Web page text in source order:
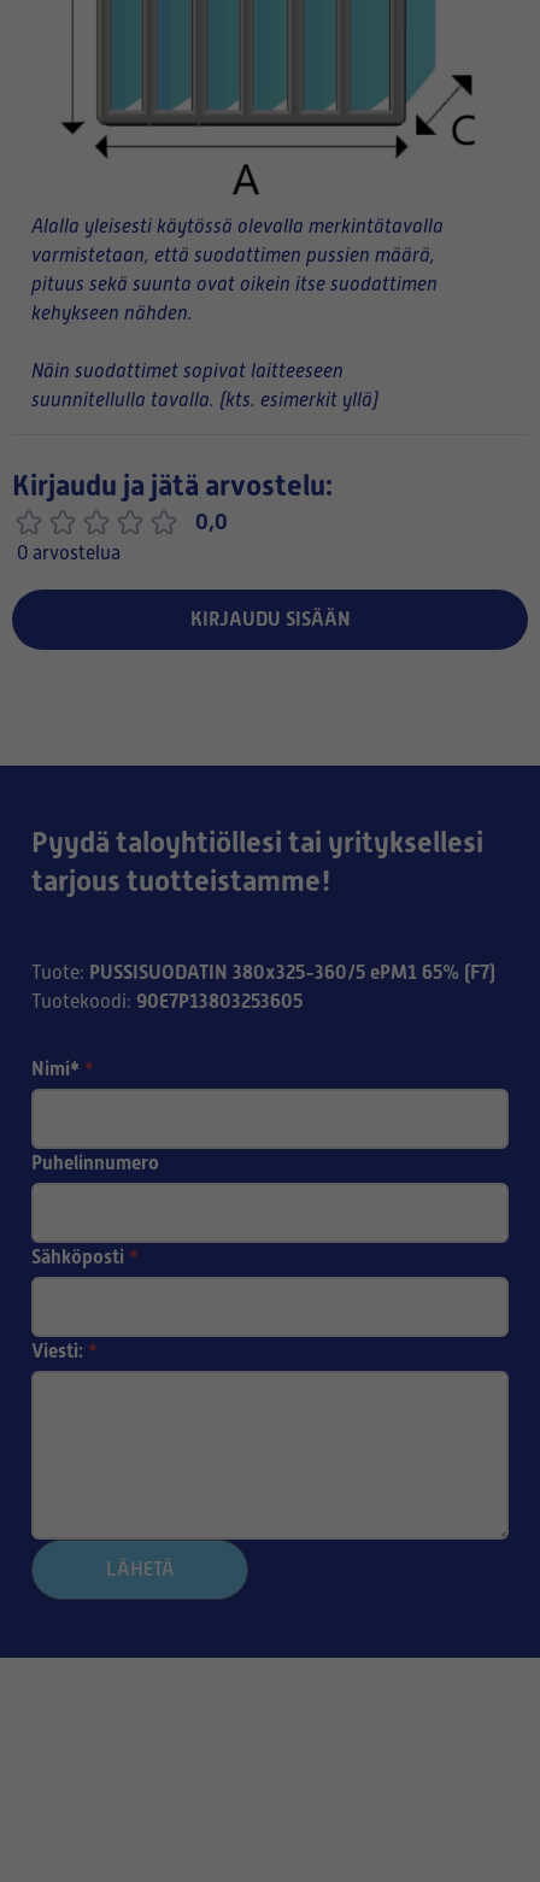
Alalla yleisesti käytössä olevalla merkintätavalla
varmistetaan, että suodattimen pussien määrä,
pituus sekä suunta ovat oikein itse suodattimen
kehykseen nähden.
Näin suodattimet sopivat laitteeseen
suunnitellulla tavalla. (kts. esimerkit yllä)
Kirjaudu ja jätä arvostelu:
0,0
0 arvostelua
KIRJAUDU SISÄÄN
Pyydä taloyhtiöllesi tai yrityksellesi
tarjous tuotteistamme!
Tuote: PUSSISUODATIN 380x325-360/5 ePM1 65% (F7)
Tuotekoodi: 90E7P13803253605
Nimi* *
Puhelinnumero
Sähköposti *
Viesti: *
LÄHETÄ